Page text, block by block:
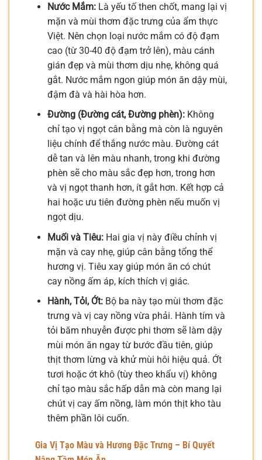
Nước Mắm:Là yếu tố then chốt, mang lại vị
mặn và mùi thơm đặc trưng của ẩm thực
Việt. Nên chọn loại nước mắm có độ đạm
cao (từ 30-40 độ đạm trở lên), màu cánh
gián đẹp và mùi thơm dịu nhẹ, không quá
gắt. Nước mắm ngon giúp món ăn dậy mùi,
đậm đà và hài hòa hơn.
Đường (Đường cát, Đường phèn):Không
chỉ tạo vị ngọt cân bằng mà còn là nguyên
liệu chính để thắng nước màu. Đường cát
dễ tan và lên màu nhanh, trong khi đường
phèn sẽ cho màu sắc đẹp hơn, trong hơn
và vị ngọt thanh hơn, ít gắt hơn. Kết hợp cả
hai hoặc ưu tiên đường phèn nếu muốn vị
ngọt dịu.
Muối và Tiêu:Hai gia vị này điều chỉnh vị
mặn và cay nhẹ, giúp cân bằng tổng thể
hương vị. Tiêu xay giúp món ăn có chút
cay nồng ấm áp, kích thích vị giác.
Hành, Tỏi, Ớt:Bộ ba này tạo mùi thơm đặc
trưng và vị cay nồng vừa phải. Hành tím và
tỏi băm nhuyễn được phi thơm sẽ làm dậy
mùi món ăn ngay từ bước đầu tiên, giúp
thịt thơm lừng và khử mùi hôi hiệu quả. Ớt
tươi hoặc ớt khô (tùy theo khẩu vị) không
chỉ tạo màu sắc hấp dẫn mà còn mang lại
chút vị cay ấm nồng, làm món thịt kho tàu
thêm phần lôi cuốn.
Gia Vị Tạo Màu và Hương Đặc Trưng – Bí Quyết